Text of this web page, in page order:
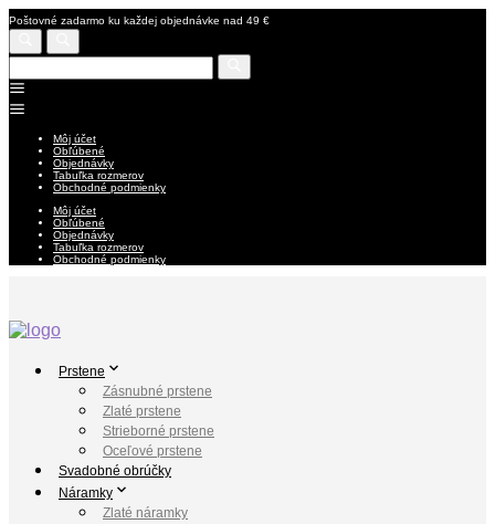
Poštovné zadarmo ku každej objednávke nad 49 €
Môj účet
Obľúbené
Objednávky
Tabuľka rozmerov
Obchodné podmienky
Môj účet
Obľúbené
Objednávky
Tabuľka rozmerov
Obchodné podmienky
Prstene
Zásnubné prstene
Zlaté prstene
Strieborné prstene
Oceľové prstene
Svadobné obrúčky
Náramky
Zlaté náramky